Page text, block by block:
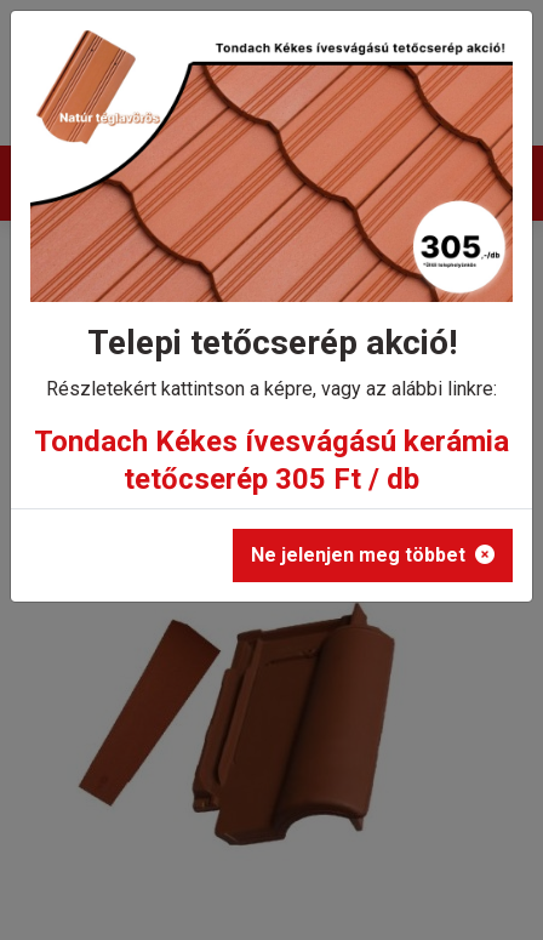
Termékek
Tondach Veneton 14
szegőcserép jobb
Tondach Veneton 14 szegőcserép jobb
Telepi tetőcserép akció!
Részletekért kattintson a képre, vagy az alábbi linkre:
Tondach Kékes ívesvágású kerámia
tetőcserép 305 Ft / db
Ne jelenjen meg többet